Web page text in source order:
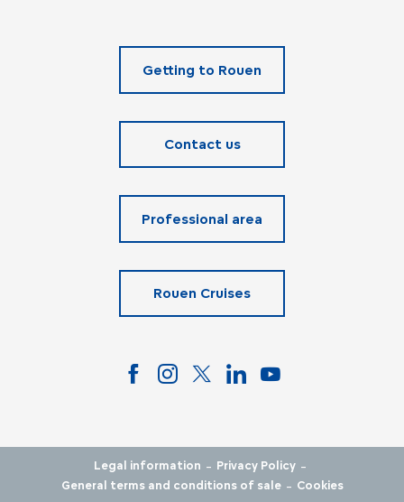
Getting to Rouen
Contact us
Professional area
Rouen Cruises
Legal information - Privacy Policy -
General terms and conditions of sale - Cookies